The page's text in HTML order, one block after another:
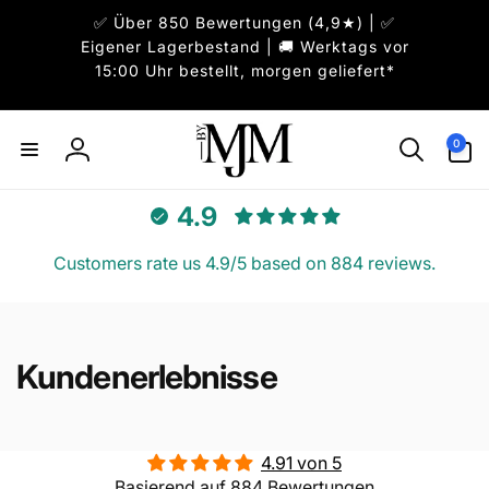
✅ Über 850 Bewertungen (4,9★) | ✅
Eigener Lagerbestand | 🚚 Werktags vor
15:00 Uhr bestellt, morgen geliefert*
Einloggen
0
Artikel
4.9
Customers rate us 4.9/5 based on 884 reviews.
Kundenerlebnisse
4.91 von 5